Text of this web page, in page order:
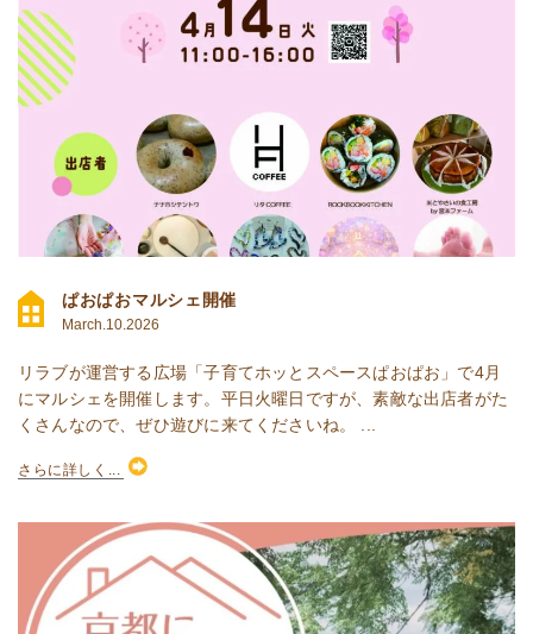
ぱおぱおマルシェ開催
March.10.2026
リラブが運営する広場「子育てホッとスペースぱおぱお」で4月
にマルシェを開催します。平日火曜日ですが、素敵な出店者がた
くさんなので、ぜひ遊びに来てくださいね。 ...
さらに詳しく...